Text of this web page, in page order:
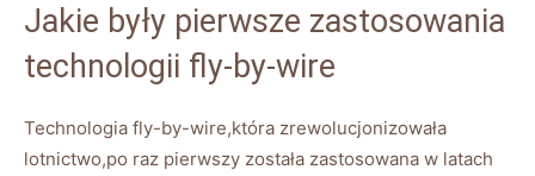
Jakie były pierwsze zastosowania
technologii fly-by-wire
Technologia fly-by-wire,która zrewolucjonizowała
lotnictwo,po raz pierwszy została ⁤zastosowana w latach